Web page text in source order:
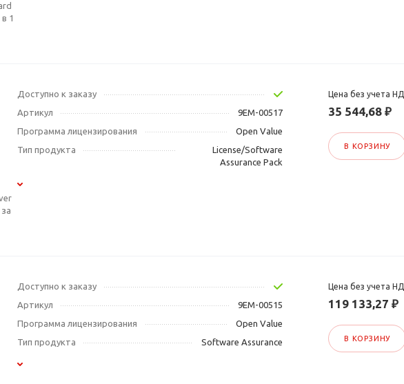
1
Доступно к заказу
Артикул
9EM-00517
Программа лицензирования
Open Value
Тип продукта
License/Software
Assurance Pack
Цена без учета
35 544,68 ₽
В КОРЗИНУ
Доступно к заказу
Артикул
9EM-00515
Программа лицензирования
Open Value
Тип продукта
Software Assurance
Цена без учета
119 133,27 ₽
В КОРЗИНУ